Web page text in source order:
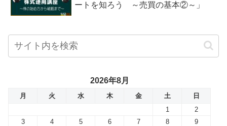
ートを知ろう ～売買の基本②～」
2026年8月
月 火 水 木 金 土
日
1
2
3
4 5 6 7 8
9